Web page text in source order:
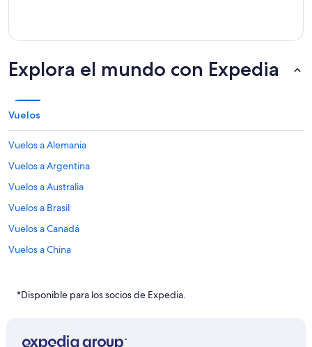
Explora el mundo con Expedia
Vuelos
Vuelos a Alemania
Vuelos a Argentina
Vuelos a Australia
Vuelos a Brasil
Vuelos a Canadá
Vuelos a China
Vuelos a Corea del Sur
Vuelos a Estados Unidos
*Disponible para los socios de Expedia.